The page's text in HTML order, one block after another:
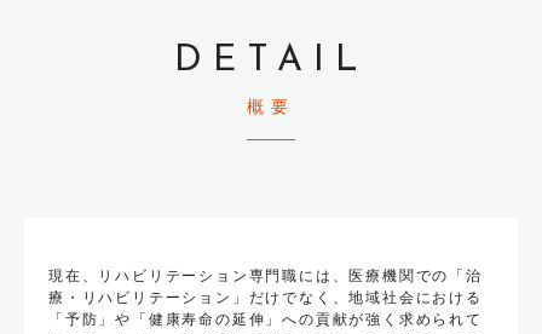
DETAIL
概要
現在、リハビリテーション専門職には、医療機関での「治
療・リハビリテーション」だけでなく、地域社会における
「予防」や「健康寿命の延伸」への貢献が強く求められて